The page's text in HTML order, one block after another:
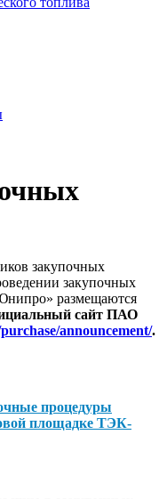
закупочных
закупочных
размещаются
сайт ПАО
announcement/.
процедуры
площадке ТЭК-